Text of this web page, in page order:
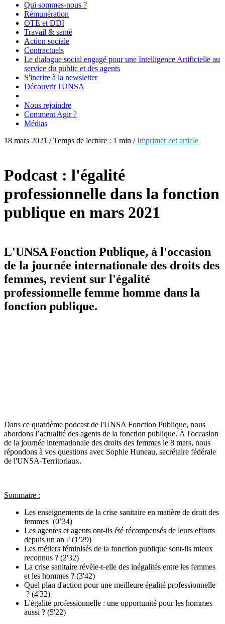
Qui sommes-nous ?
Rémunération
OTE et DDI
Travail & santé
Action sociale
Contractuels
Le dialogue social engagé pour une Intelligence Artificielle au
service du public et des agents
S'incrire à la newsletter
Découvrir l'UNSA
Nous rejoindre
Comment Agir ?
Médias
18 mars 2021 / Temps de lecture : 1 min /Imprimer cet article
Podcast : l'égalité
professionnelle dans la fonction
publique en mars 2021
L'UNSA Fonction Publique, à l'occasion
de la journée internationale des droits des
femmes, revient sur l'égalité
professionnelle femme homme dans la
fonction publique.
Dans ce quatrième podcast de l'UNSA Fonction Publique, nous
abordons l’actualité des agents de la fonction publique. À l'occasion
de la journée internationale des droits des femmes le 8 mars, nous
répondons à vos questions avec Sophie Huneau, secrétaire fédérale
de l'UNSA-Territoriaux.
Sommaire :
Les enseignements de la crise sanitaire en matière de droit des
femmes (0’34)
Les agentes et agents ont-ils été récompensés de leurs efforts
depuis un an ? (1’29)
Les métiers féminisés de la fonction publique sont-ils mieux
reconnus ? (2'32)
La crise sanitaire révèle-t-elle des inégalités entre les femmes
et les hommes ? (3'42)
Quel plan d'action pour une meilleure égalité professionnelle
? (4'32)
L'égalité professionnelle : une opportunité pour les hommes
aussi ? (5'22)